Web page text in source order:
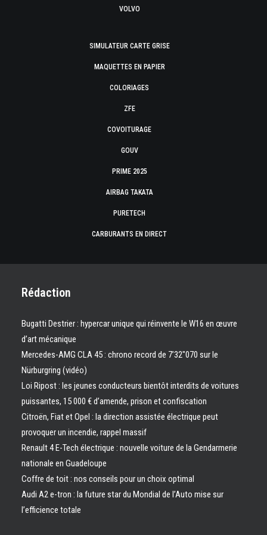
VOLVO
SIMULATEUR CARTE GRISE
MAQUETTES EN PAPIER
COLORIAGES
ZFE
COVOITURAGE
GOUV
PRIME 2025
AIRBAG TAKATA
PURETECH
CARBURANTS EN DIRECT
Rédaction
Bugatti Destrier : hypercar unique qui réinvente le W16 en œuvre
d’art mécanique
Mercedes-AMG CLA 45 : chrono record de 7’32″070 sur le
Nürburgring (vidéo)
Loi Ripost : les jeunes conducteurs bientôt interdits de voitures
puissantes, 15 000 € d’amende, prison et confiscation
Citroën, Fiat et Opel : la direction assistée électrique peut
provoquer un incendie, rappel massif
Renault 4 E-Tech électrique : nouvelle voiture de la Gendarmerie
nationale en Guadeloupe
Coffre de toit : nos conseils pour un choix optimal
Audi A2 e-tron : la future star du Mondial de l’Auto mise sur
l’efficience totale